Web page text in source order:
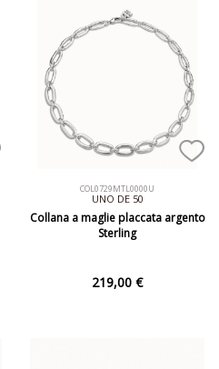
COL0729MTL0000U
UNO DE 50
Collana a maglie placcata argento
Sterling
219,00 €